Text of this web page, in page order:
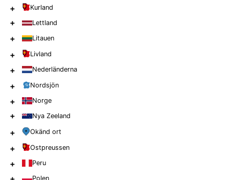
+ Kurland
+ Lettland
+ Litauen
+ Livland
+ Nederländerna
+ Nordsjön
+ Norge
+ Nya Zeeland
+ Okänd ort
+ Ostpreussen
+ Peru
Polen